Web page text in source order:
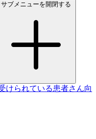
サブメニューを開閉する
けられている患者さん向